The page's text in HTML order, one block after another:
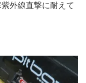
外線直撃に耐えて